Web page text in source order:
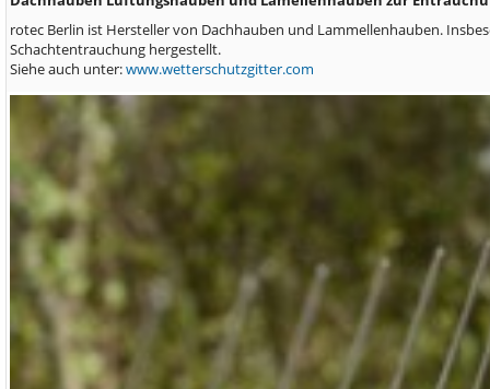
rotec Berlin ist Hersteller von Dachhauben und Lammellenhauben.
Schachtentrauchung hergestellt.
Siehe auch unter:www.wetterschutzgitter.com